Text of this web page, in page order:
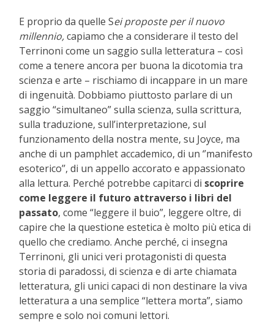
E proprio da quelle Sei proposte per il nuovo
millennio,capiamo che a considerare il testo del
Terrinoni come un saggio sulla letteratura – così
come a tenere ancora per buona la dicotomia tra
scienza e arte – rischiamo di incappare in un mare
di ingenuità. Dobbiamo piuttosto parlare di un
saggio “simultaneo” sulla scienza, sulla scrittura,
sulla traduzione, sull’interpretazione, sul
funzionamento della nostra mente, su Joyce, ma
anche di un pamphlet accademico, di un ‘’manifesto
esoterico’’, di un appello accorato e appassionato
alla lettura. Perché potrebbe capitarci di scoprire
come leggere il futuro attraverso i libri del
passato, come “leggere il buio”, leggere oltre, di
capire che la questione estetica è molto più etica di
quello che crediamo. Anche perché, ci insegna
Terrinoni, gli unici veri protagonisti di questa
storia di paradossi, di scienza e di arte chiamata
letteratura, gli unici capaci di non destinare la viva
letteratura a una semplice “lettera morta”, siamo
sempre e solo noi comuni lettori.